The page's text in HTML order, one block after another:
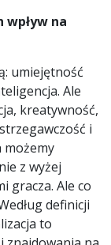
na
umiejętność
Ale
kreatywność,
i
możemy
z wyżej
gracza. Ale co
definicji
to